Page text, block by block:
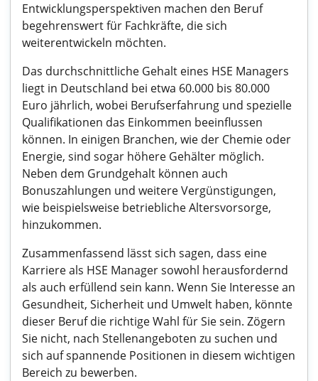
Entwicklungsperspektiven machen den Beruf
begehrenswert für Fachkräfte, die sich
weiterentwickeln möchten.
Das durchschnittliche Gehalt eines HSE Managers
liegt in Deutschland bei etwa 60.000 bis 80.000
Euro jährlich, wobei Berufserfahrung und spezielle
Qualifikationen das Einkommen beeinflussen
können. In einigen Branchen, wie der Chemie oder
Energie, sind sogar höhere Gehälter möglich.
Neben dem Grundgehalt können auch
Bonuszahlungen und weitere Vergünstigungen,
wie beispielsweise betriebliche Altersvorsorge,
hinzukommen.
Zusammenfassend lässt sich sagen, dass eine
Karriere als HSE Manager sowohl herausfordernd
als auch erfüllend sein kann. Wenn Sie Interesse an
Gesundheit, Sicherheit und Umwelt haben, könnte
dieser Beruf die richtige Wahl für Sie sein. Zögern
Sie nicht, nach Stellenangeboten zu suchen und
sich auf spannende Positionen in diesem wichtigen
Bereich zu bewerben.